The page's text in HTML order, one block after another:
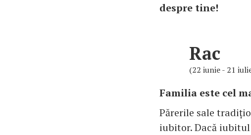
despre tine!
Rac
(22 iunie - 21
Familia este cel
Părerile sale
iubitor. Dacă